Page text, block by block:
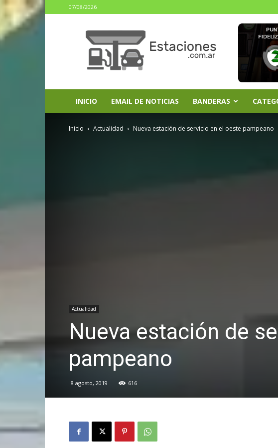
07/08/2026
INICIO EMAIL DE NOTICIAS BANDERAS
Inicio Actualidad Nueva estación de servicio en el oeste pampeano
Actualidad
Nueva estación de
pampeano
8 agosto, 2019 616